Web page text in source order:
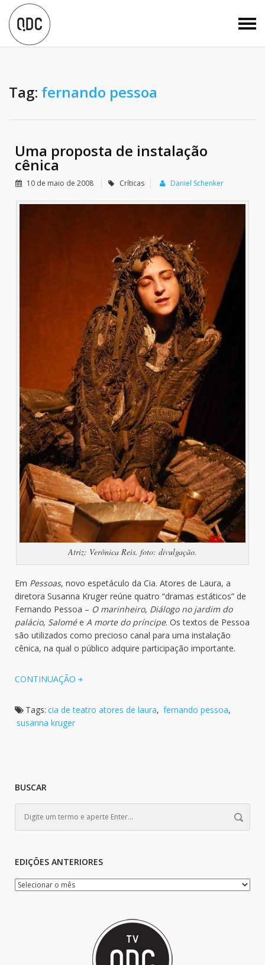
Tag: fernando pessoa
Uma proposta de instalação
cênica
10 de maio de 2008 Críticas Daniel Schenker
Atriz: Verônica Reis. foto: divulgação.
Em Pessoas, novo espetáculo da Cia. Atores de Laura, a
diretora Susanna Kruger reúne quatro “dramas estáticos” de
Fernando Pessoa – O marinheiro, Diálogo no jardim do
palácio, Salomée A morte do príncipe. Os textos de Pessoa
são utilizados como precioso canal para uma instalação
cênica, na qual o público adquire participação importante.
CONTINUAÇÃO
Tags: cia de teatro atores de laura, fernando pessoa,
susanna kruger
BUSCAR
EDIÇÕES ANTERIORES